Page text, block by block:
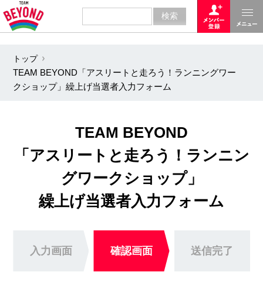
トップ
TEAM BEYOND「アスリートと走ろう！ランニングワー
クショップ」繰上げ当選者入力フォーム
TEAM BEYOND
「アスリートと走ろう！ランニン
グワークショップ」
繰上げ当選者入力フォーム
入力画面 確認画面 送信完了